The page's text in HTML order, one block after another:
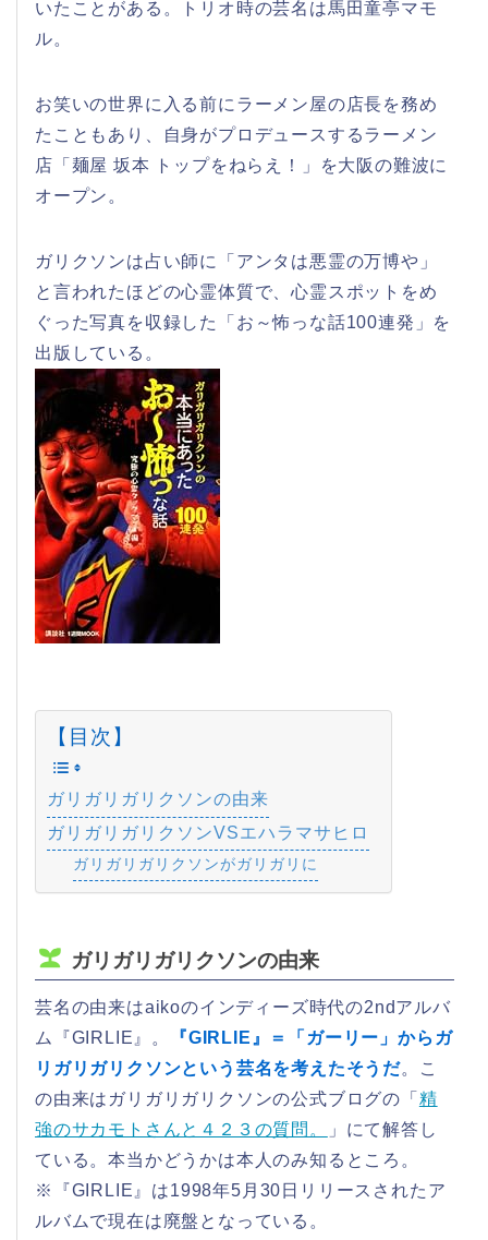
いたことがある。トリオ時の芸名は馬田童亭マモ
ル。
お笑いの世界に入る前にラーメン屋の店長を務め
たこともあり、自身がプロデュースするラーメン
店「麺屋 坂本 トップをねらえ！」を大阪の難波に
オープン。
ガリクソンは占い師に「アンタは悪霊の万博や」
と言われたほどの心霊体質で、心霊スポットをめ
ぐった写真を収録した「お～怖っな話100連発」を
出版している。
【目次】
ガリガリガリクソンの由来
ガリガリガリクソンVSエハラマサヒロ
ガリガリガリクソンがガリガリに
ガリガリガリクソンの由来
芸名の由来はaikoのインディーズ時代の2ndアルバ
ム『GIRLIE』。
『GIRLIE』＝「ガーリー」からガ
リガリガリクソンという芸名を考えたそうだ。こ
の由来はガリガリガリクソンの公式ブログの「 精
強のサカモトさんと４２３の質問。
」にて解答し
ている。本当かどうかは本人のみ知るところ。
※『GIRLIE』は1998年5月30日リリースされたア
ルバムで現在は廃盤となっている。